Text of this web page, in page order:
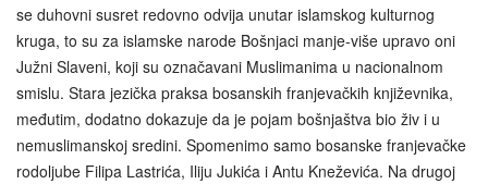
se duhovni susret redovno odvija unutar islamskog kulturnog
kruga, to su za islamske narode Bošnjaci manje‑više upravo oni
Južni Slaveni, koji su označavani Muslimanima u nacionalnom
smislu. Stara jezička praksa bosanskih franjevačkih književnika,
međutim, dodatno dokazuje da je pojam bošnjaštva bio živ i u
nemuslimanskoj sredini. Spomenimo samo bosanske franjevačke
rodoljube Filipa Lastrića, Iliju Jukića i Antu Kneževića. Na drugoj